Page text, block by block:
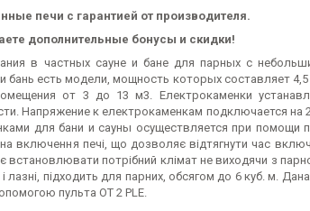
печи с гарантией от производителя.
дополнительные бонусы и скидки!
в частных сауне и бане для парных с
есть модели, мощность которых составляет 4,5
от 3 до 13 м3. Електрокаменки
Напряжение к електрокаменкам подключается на
для бани и сауны осуществляется при помощи
печі, що дозволяє відтягнути час
потрібний клімат не виходячи з
підходить для парних, обсягом до 6 куб. м.
пульта OT 2 PLE.